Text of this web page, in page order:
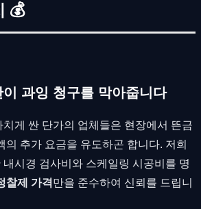
💰
과잉 청구를 막아줍니다
게 싼 단가의 업체들은 현장에서 뜬금
의 추가 요금을 유도하곤 합니다. 저희
시경 검사비와 스케일링 시공비를 명
찰제 가격만을 준수하여 신뢰를 드립니